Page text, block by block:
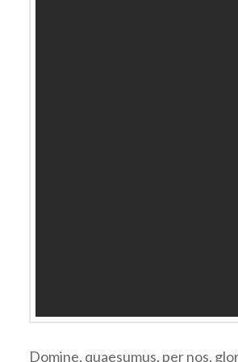
Domine, quaesumus, per nos,